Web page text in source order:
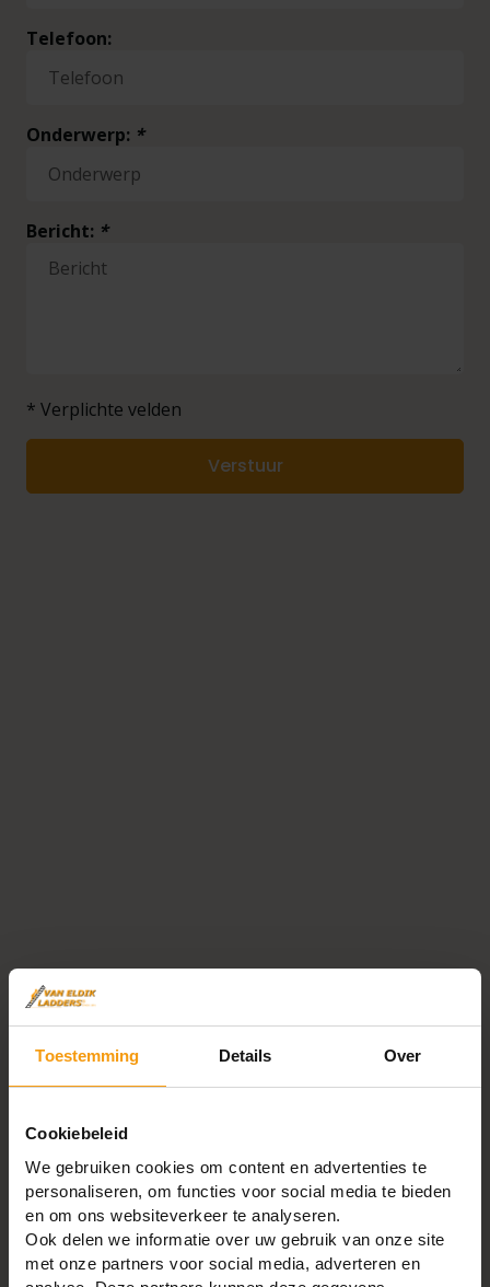
Toestemming Details Over
Cookiebeleid
We gebruiken cookies om content en advertenties te
personaliseren, om functies voor social media te bieden
en om ons websiteverkeer te analyseren.
Ook delen we informatie over uw gebruik van onze site
met onze partners voor social media, adverteren en
Telefoon:
Onderwerp: *
Bericht: *
* Verplichte velden
Verstuur
Contact
VANELDIKLADDERS.NL VOF
4051CB Ochten
Tel:+31 (0) 344 641 312
info@vaneldikladders.nl
BTW-Nummer: 862332679B01
KVK: 82091692
IBAN: NL70INGB0006343142